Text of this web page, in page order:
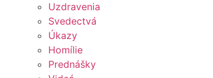
Uzdravenia
Svedectvá
Úkazy
Homílie
Prednášky